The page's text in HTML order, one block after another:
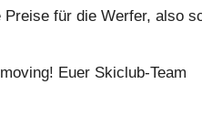
für die Werfer, also
Euer Skiclub-Team